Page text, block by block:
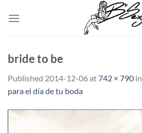
bride to be
Published 2014-12-06at742 × 790 in
para el día de tu boda